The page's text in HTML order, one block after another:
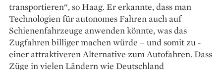
transportieren“, so Haag. Er erkannte, dass man
Technologien für autonomes Fahren auch auf
Schienen­fahrzeuge anwenden könnte, was das
Zugfahren billiger machen würde – und somit zu ­
einer attraktiveren Alternative zum Auto­fahren. Dass
Züge in vielen ­Ländern wie Deutschland